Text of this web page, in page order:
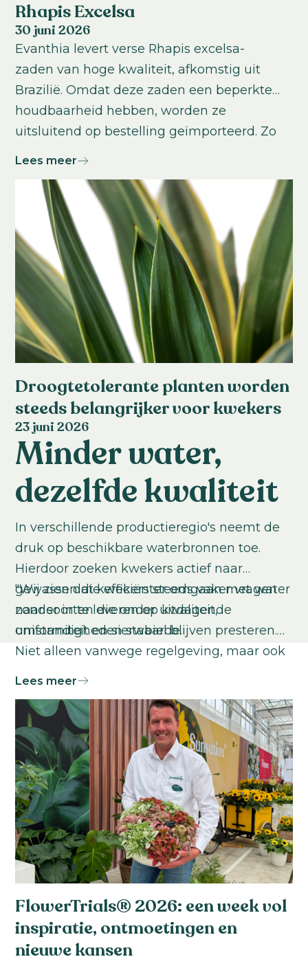
Rhapis Excelsa
30 juni 2026
Evanthia levert verse Rhapis excelsa-
zaden van hoge kwaliteit, afkomstig uit
Brazilië. Omdat deze zaden een beperkte
houdbaarheid hebben, worden ze
uitsluitend op bestelling geïmporteerd. Zo
succesvolle teelt.
Lees meer
Droogtetolerante planten worden
steeds belangrijker voor kwekers
23 juni 2026
Minder water,
dezelfde kwaliteit
In verschillende productieregio's neemt de
druk op beschikbare waterbronnen toe.
Hierdoor zoeken kwekers actief naar
gewassen die efficiënter omgaan met water
zonder in te leveren op kwaliteit,
uniformiteit en sierwaarde.
"Wij zien dat kwekers steeds vaker vragen
naar soorten die onder uitdagende
omstandigheden stabiel blijven presteren.
Niet alleen vanwege regelgeving, maar ook
Lees meer
FlowerTrials® 2026: een week vol
inspiratie, ontmoetingen en
nieuwe kansen